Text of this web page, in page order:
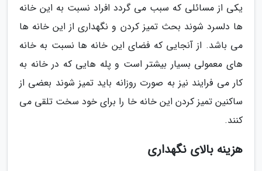
یکی از مسائلی که سبب می گردد افراد نسبت به این خانه
ها دلسرد شوند بحث تمیز کردن و نگهداری از این خانه ها
می باشد. از آنجایی که فضای این خانه ها نسبت به خانه
های معمولی بسیار بیشتر است و پله هایی که در خانه به
کار می فرایند نیز به صورت روزانه باید تمیز شوند بعضی از
ساکنین تمیز کردن این خانه خا را برای خود سخت تلقی می
کنند.
هزینه بالای نگهداری